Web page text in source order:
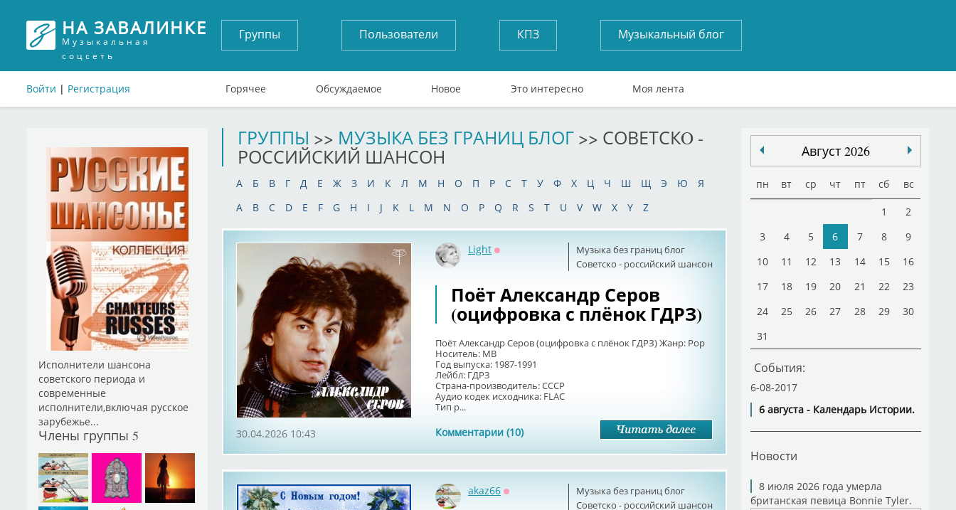
НА ЗАВАЛИНКЕ
Музыкальная
соцсеть
Войти | Регистрация
Группы Пользователи КПЗ Музыкальный блог
Горячее Обсуждаемое Новое Это интересно Моя лента
Исполнители шансона
советского периода и
современные
исполнители,включая русское
зарубежье...
Члены группы 5
ГРУППЫ >> МУЗЫКА БЕЗ ГРАНИЦ БЛОГ >> СОВЕТСКO -
РОССИЙСКИЙ ШАНСОН
А Б В Г Д Е Ж З И К Л М Н О П Р С Т У Ф Х Ц Ч Ш Щ Э Ю
Я
A
B C D E F G H I J K L M N O P Q R S T U V W X Y Z
Музыка без границ блог
Советскo - российский шансон
Light
Поёт Александр Серов
(оцифровка с плёнок ГДРЗ)
Поёт Александр Серов (оцифровка с плёнок ГДРЗ) Жанр: Pop
Носитель: MB
Год выпуска: 1987-1991
Лейбл: ГДРЗ
Страна-производитель: СССР
Аудио кодек исходника: FLAC
Тип р...
Комментарии (10)
30.04.2026 10:43
Музыка без границ блог
Советскo - российский шансон
akaz66
Август 2026
пн вт ср чт пт сб вс
1
2
3
4 5 6 7 8
9
10
11 12 13 14 15
16
17
18 19 20 21 22
23
24
25 26 27 28 29
30
31
События:
6-08-2017
6 августа - Календарь Истории.
Новости
8 июля 2026 года умерла
британская певица Bonnie Tyler.